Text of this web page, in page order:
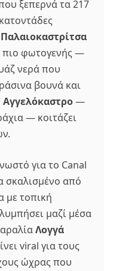
ξεπερνά τα 217
Παλαιοκαστρίτσα
πιο φωτογενής —
νερά που
βουνά και
Αγγελόκαστρο—
— κοιτάζει
για το Canal
σκαλισμένο από
τοπική
μαζί μέσα
Λογγά
viral για τους
ώχρας που